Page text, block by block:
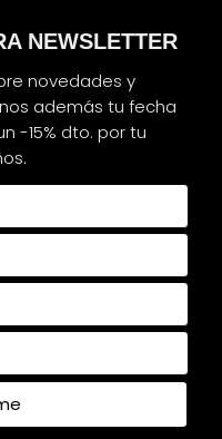
NEWSLETTER
novedades y
además tu fecha
-15% dto. por tu